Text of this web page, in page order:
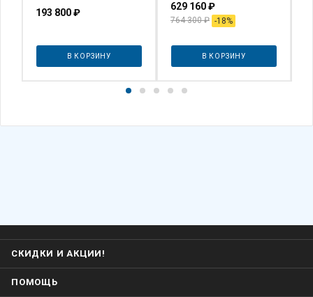
193 800₽
В КОРЗИНУ
629 160₽
764 300₽ -18%
В КОРЗИНУ
СКИДКИ И АКЦИИ!
ПОМОЩЬ